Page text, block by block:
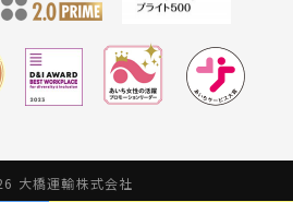
大橋運輸株式会社